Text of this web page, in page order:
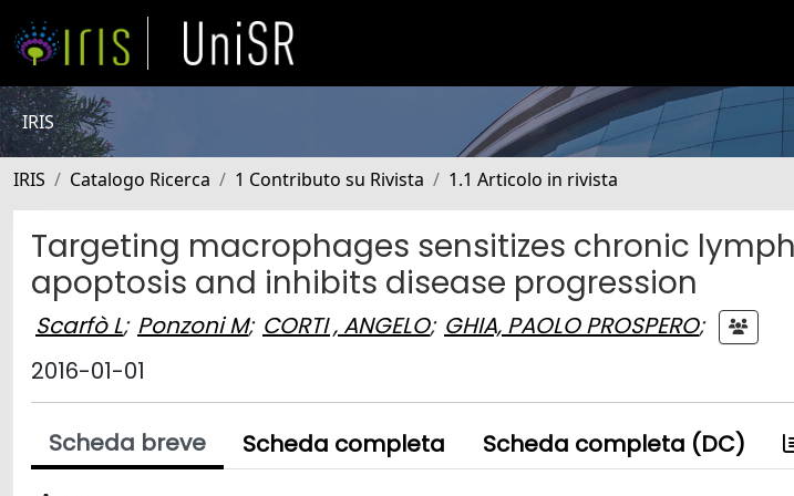
IRIS
IRIS Catalogo Ricerca 1 Contributo su Rivista 1.1 Articolo in rivista
Targeting macrophages sensitizes chronic
apoptosis and inhibits disease progression
Scarfò L; Ponzoni M; CORTI , ANGELO; GHIA, PAOLO PROSPERO;
2016-01-01
Scheda breve Scheda completa Scheda completa (DC)